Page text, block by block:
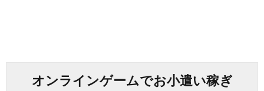
オンラインゲームでお小遣い稼ぎ